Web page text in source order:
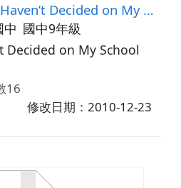
Decided on My School Club
國中9年級
16
修改日期：2010-12-23